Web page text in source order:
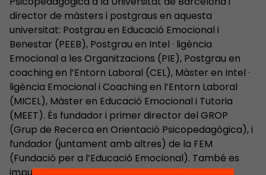
director de màsters i postgraus en aquesta
universitat: Postgrau en Educació Emocional i
Benestar (PEEB), Postgrau en Intel · ligència
Emocional a les Organitzacions (PIE), Postgrau en
coaching en l’Entorn Laboral (CEL), Màster en Intel ·
ligència Emocional i Coaching en l’Entorn Laboral
(MICEL), Màster en Educació Emocional i Tutoria
(MEET). És fundador i primer director del GROP
(Grup de Recerca en Orientació Psicopedagògica), i
fundador (juntament amb altres) de la FEM
(Fundació per a l’Educació Emocional). També es
impulsor de les Jornades d’Educació Emocional